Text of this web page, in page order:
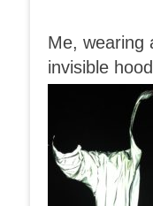
Me, wearing
invisible